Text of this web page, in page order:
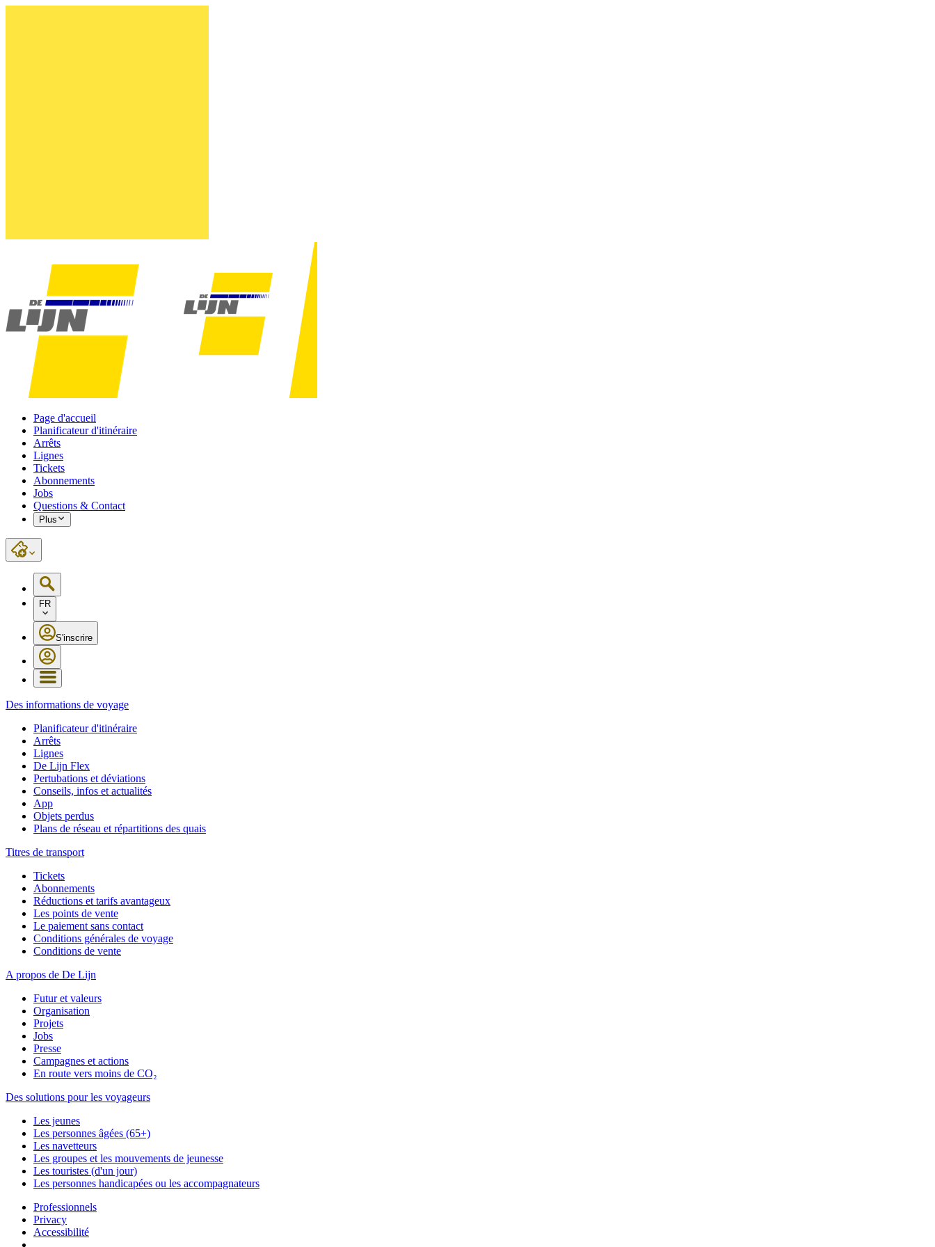
Page d'accueil
Planificateur d'itinéraire
Arrêts
Lignes
Tickets
Abonnements
Jobs
Questions & Contact
Plus
FR
S'inscrire
Des informations de voyage
Planificateur d'itinéraire
Arrêts
Lignes
De Lijn Flex
Pertubations et déviations
Conseils, infos et actualités
App
Objets perdus
Plans de réseau et répartitions des quais
Titres de transport
Tickets
Abonnements
Réductions et tarifs avantageux
Les points de vente
Le paiement sans contact
Conditions générales de voyage
Conditions de vente
A propos de De Lijn
Futur et valeurs
Organisation
Projets
Jobs
Presse
Campagnes et actions
En route vers moins de CO₂
Des solutions pour les voyageurs
Les jeunes
Les personnes âgées (65+)
Les navetteurs
Les groupes et les mouvements de jeunesse
Les touristes (d'un jour)
Les personnes handicapées ou les accompagnateurs
Professionnels
Privacy
Accessibilité